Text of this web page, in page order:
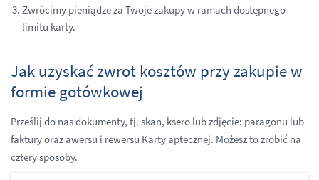
Zwrócimy pieniądze za Twoje zakupy w ramach dostępnego
limitu karty.
Jak uzyskać zwrot kosztów przy zakupie w
formie gotówkowej
Prześlij do nas dokumenty, tj. skan, ksero lub zdjęcie: paragonu lub
faktury oraz awersu i rewersu Karty aptecznej. Możesz to zrobić na
cztery sposoby.